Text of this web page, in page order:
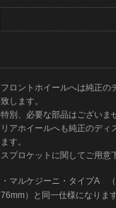
フロントホイールへは純正の
致します。
特別、必要な部品はございま
リアホイールへも純正のディ
ます。
スプロケットに関してご用意
・マルケジーニ・タイプA
76mm）と同一仕様になります